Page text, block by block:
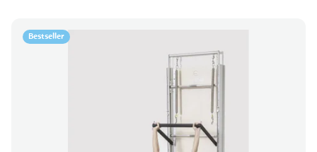
Bestseller